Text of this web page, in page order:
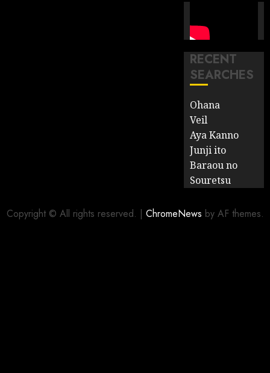
RECENT
SEARCHES
Ohana
Veil
Aya Kanno
Junji ito
Baraou no
Souretsu
Copyright © All rights reserved. | ChromeNews by AF themes.